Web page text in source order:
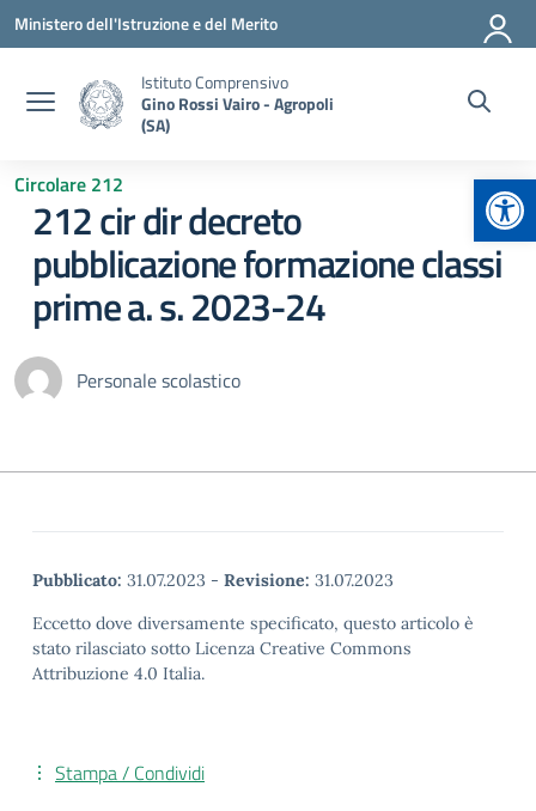
Vai ai contenuti
Vai al menu di navigazione
Vai al footer
Ministero dell'Istruzione e del Merito
Istituto Comprensivo
Gino Rossi Vairo - Agropoli
(SA)
Circolare 212
212 cir dir decreto
pubblicazione formazione classi
prime a. s. 2023-24
Personale scolastico
Pubblicato: 31.07.2023 - Revisione: 31.07.2023
Eccetto dove diversamente specificato, questo articolo è
stato rilasciato sotto Licenza Creative Commons
Attribuzione 4.0 Italia.
Stampa / Condividi